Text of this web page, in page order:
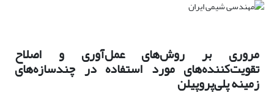
مروری بر روش‌های عمل‌آوری و اصلاح
تقویت‌کننده‌های مورد استفاده در چندسازه‌‌های
زمینه پلی‌پروپیلن